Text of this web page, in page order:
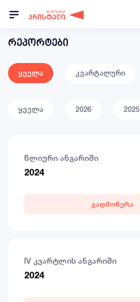
რეპორტები
ყველა კვარტალური
ყველა 2026 2025
წლიური ანგარიში
2024
გადმოწერა
IV კვარტლის ანგარიში
2024